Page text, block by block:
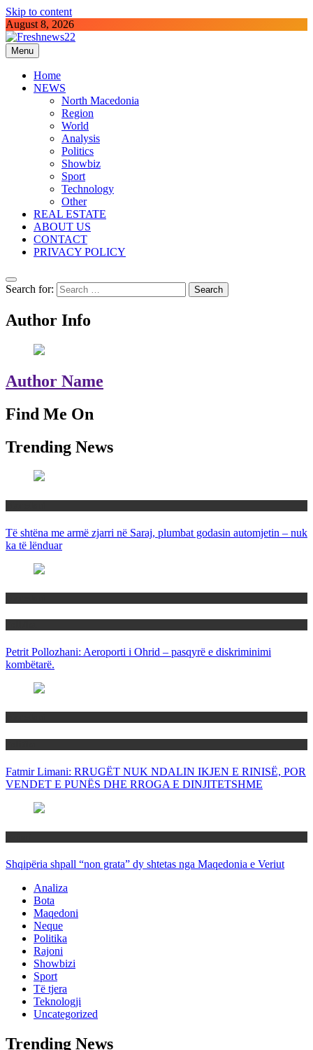
Skip to content
August 8, 2026
Freshnews22
Best News Website in North Macedonia
Menu
Home
NEWS
North Macedonia
Region
World
Analysis
Politics
Showbiz
Sport
Technology
Other
REAL ESTATE
ABOUT US
CONTACT
PRIVACY POLICY
Search for:
Author Info
Author Name
Find Me On
Trending News
Të shtëna me armë zjarri në Saraj, plumbat godasin automjetin – nuk
ka të lënduar
Petrit Pollozhani: Aeroporti i Ohrid – pasqyrë e diskriminimi
kombëtarë.
Fatmir Limani: RRUGËT NUK NDALIN IKJEN E RINISË, POR
VENDET E PUNËS DHE RROGA E DINJITETSHME
Shqipëria shpall “non grata” dy shtetas nga Maqedonia e Veriut
Analiza
Bota
Maqedoni
Neque
Politika
Rajoni
Showbizi
Sport
Të tjera
Teknologji
Uncategorized
Trending News